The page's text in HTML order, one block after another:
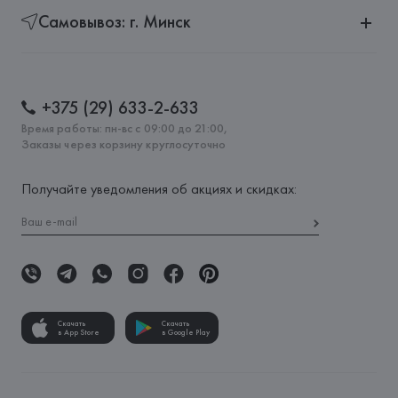
Самовывоз: г. Минск
+375 (29) 633-2-633
Время работы: пн-вс с 09:00 до 21:00,
Заказы через корзину круглосуточно
Получайте уведомления об акциях и скидках:
Скачать
в App Store
Скачать
в Google Play